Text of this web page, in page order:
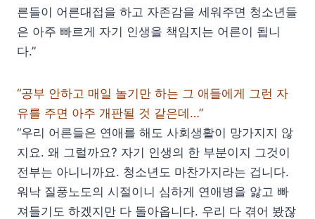
른들이 어른대접을 하고 자존감을 세워주면 청소년들
은 아주 빠르게 자기 인생을 책임지는 어른이 됩니
다.”
“공부 안하고 매일 놀기만 하는 그 애들에게 그런 자
유를 주면 아주 개판될 것 같은데…”
“우리 어른들은 연애를 해도 사회생활이 망가지지 않
지요. 왜 그럴까요? 자기 인생의 한 부분이지 그것이
전부는 아니니까요. 청소년도 마찬가지라는 겁니다.
워낙 질풍노도의 시절이니 심하게 연애병을 앓고 빠
져들기도 하겠지만 다 돌아옵니다. 우리 다 겪어 봤잖